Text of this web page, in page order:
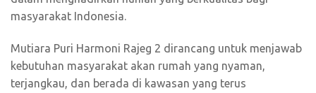
masyarakat Indonesia.
Mutiara Puri Harmoni Rajeg 2 dirancang untuk menjawab
kebutuhan masyarakat akan rumah yang nyaman,
terjangkau, dan berada di kawasan yang terus